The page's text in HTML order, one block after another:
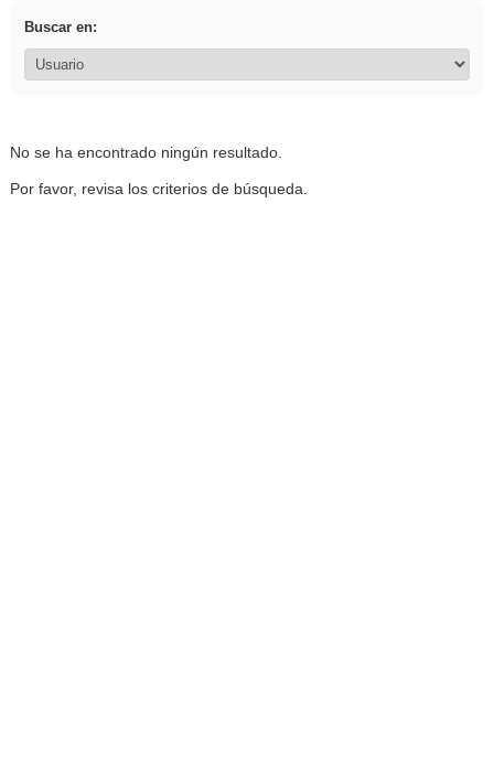
Buscar en:
No se ha encontrado ningún resultado.
Por favor, revisa los criterios de búsqueda.